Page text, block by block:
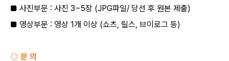
■ 사진부문 : 사진 3~5장 (JPG파일/ 당선 후 원본 제출)
■ 영상부문 : 영상 1개 이상 (쇼츠, 릴스, 브이로그 등)
◎ 문 의